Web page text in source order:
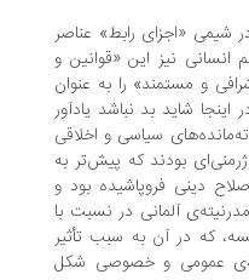
«اجزای رابط» عناصر
نیز این «قوانین و
را به عنوان
بد نباشد یادآور
سیاسی و اخلاقی
بودند که پیش‌تر به
فروپاشیده بود و
آلمانی در نسبت با
در آن به سبب تأثیر
و خصوصی شکل